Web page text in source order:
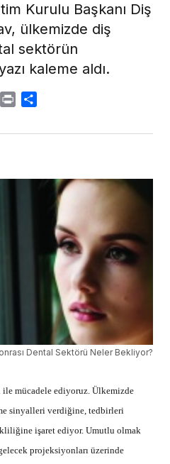
Kurulu Başkanı Diş
ülkemizde diş
sektörün
kaleme aldı.
Email Print
Dental Sektörü Neler Bekliyor?
mücadele ediyoruz. Ülkemizde
sinyalleri verdiğine, tedbirleri
işaret ediyor. Umutlu olmak
projeksiyonları üzerinde